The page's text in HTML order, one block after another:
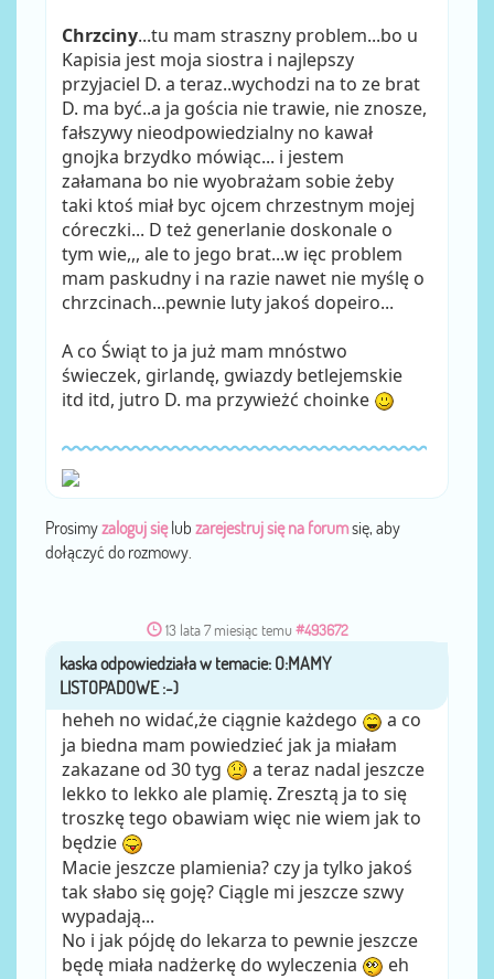
Chrzciny...tu mam straszny problem...bo u
Kapisia jest moja siostra i najlepszy
przyjaciel D. a teraz..wychodzi na to ze brat
D. ma być..a ja gościa nie trawie, nie znosze,
fałszywy nieodpowiedzialny no kawał
gnojka brzydko mówiąc... i jestem
załamana bo nie wyobrażam sobie żeby
taki ktoś miał byc ojcem chrzestnym mojej
córeczki... D też generlanie doskonale o
tym wie,,, ale to jego brat...w ięc problem
mam paskudny i na razie nawet nie myślę o
chrzcinach...pewnie luty jakoś dopeiro...
A co Świąt to ja już mam mnóstwo
świeczek, girlandę, gwiazdy betlejemskie
itd itd, jutro D. ma przywieżć choinke
Prosimyzaloguj sięlub zarejestruj się na forumsię, aby
dołączyć do rozmowy.
13 lata 7 miesiąc temu #493672
przezkaska
heheh no widać,że ciągnie każdego
a co
ja biedna mam powiedzieć jak ja miałam
zakazane od 30 tyg
a teraz nadal jeszcze
lekko to lekko ale plamię. Zresztą ja to się
troszkę tego obawiam więc nie wiem jak to
będzie
Macie jeszcze plamienia? czy ja tylko jakoś
tak słabo się goję? Ciągle mi jeszcze szwy
wypadają...
No i jak pójdę do lekarza to pewnie jeszcze
będę miała nadżerkę do wyleczenia
eh